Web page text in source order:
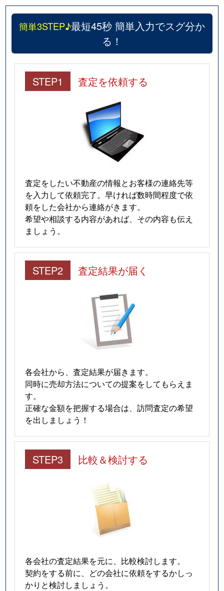
簡単3STEP♪最短45秒 簡単入力でスグ分か
る！
STEP1 査定を依頼する
査定をしたい不動産の情報とお客様の連絡先等
を入力して依頼完了。早ければ数時間程度で依
頼をした会社から連絡がきます。
希望や相談する内容があれば、その内容も伝え
ましょう。
STEP2 査定結果が届く
各会社から、査定結果が届きます。
同時に売却方法についての提案をしてもらえま
す。
正確な金額を把握する場合は、訪問査定の希望
を出しましょう！
STEP3 比較＆検討する
各会社の査定結果を元に、比較検討します。
契約をする前に、どの会社に依頼をするかしっ
かりと検討しましょう。